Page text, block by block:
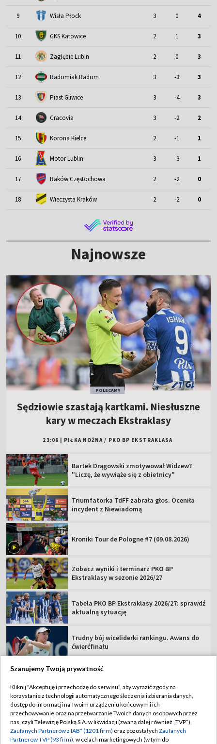
9 Wisła Płock 3 0 4
10 GKS Katowice 2 1 3
11 Zagłębie Lubin 2 0 3
12 Radomiak Radom 3 -3 3
13 Piast Gliwice 3 -4 3
14 Cracovia 3 -2 2
15 Korona Kielce 2 -1 1
16 Motor Lublin 3 -3 1
17 Raków Częstochowa 2 -2 0
18 Wieczysta Kraków 2 -2 0
Najnowsze
POLECAMY
Sędziowie szastają kartkami. Niesłuszne
kary w meczach Ekstraklasy
23:06 PIŁKA NOŻNA / PKO BP EKSTRAKLASA
Bartek Drągowski zmotywował Widzew?
"Liczę, że wywiąże się z obietnicy"
Triumfatorka TdFF zabrała głos. Oceniła
incydent z Niewiadomą
Kroniki Tour de Pologne #7 (09.08.2026)
Zobacz wyniki i terminarz PKO BP
Ekstraklasy w sezonie 2026/27
Tabela PKO BP Ekstraklasy 2026/27: sprawdź
aktualną sytuację
Trudny bój wiceliderki rankingu. Awans do
ćwierćfinału
TVP
Abonament TVP
Sklep TVP
Regulamin TVP
Polityka prywatności
Szanujemy Twoją prywatność
Kliknij "Akceptuję i przechodzę do serwisu", aby wyrazić zgody na
korzystanie z technologii automatycznego śledzenia i zbierania danych,
dostęp do informacji na Twoim urządzeniu końcowym i ich
przechowywanie oraz na przetwarzanie Twoich danych osobowych przez
nas, czyli Telewizję Polską S.A. w likwidacji (zwaną dalej również „TVP”),
Zaufanych Partnerów z IAB* (1201 firm) oraz pozostałych Zaufanych
Partnerów TVP (93 firm), w celach marketingowych (w tym do